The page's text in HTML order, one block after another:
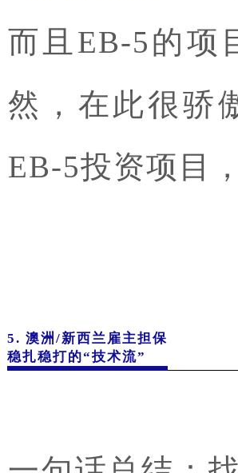
而且EB-5的项
然，在此很骄
EB-5投资项目
5. 澳洲/新西兰雇主担保
稳扎稳打的“技术流”